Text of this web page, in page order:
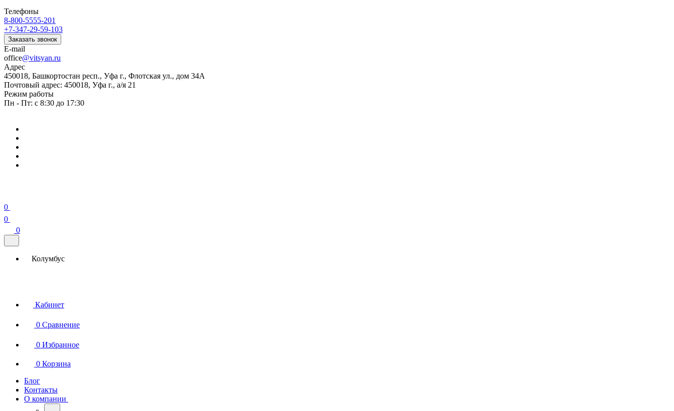
Телефоны
8-800-5555-201
+7-347-29-59-103
Заказать звонок
E-mail
office@vitsyan.ru
Адрес
450018, Башкортостан респ., Уфа г., Флотская ул., дом 34А
Почтовый адрес: 450018, Уфа г., а/я 21
Режим работы
Пн - Пт: с 8:30 до 17:30
0
0
0
Колумбус
Кабинет
0 Сравнение
0 Избранное
0 Корзина
Блог
Контакты
О компании